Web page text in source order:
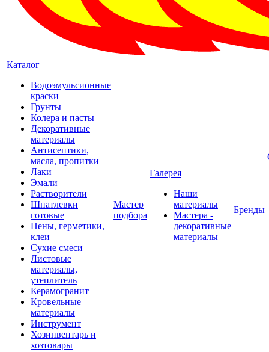
Каталог
Водоэмульсионные
краски
Грунты
Колера и пасты
Декоративные
материалы
Антисептики,
масла, пропитки
Лаки
Эмали
Растворители
Шпатлевки
готовые
Пены, герметики,
клеи
Сухие смеси
Листовые
материалы,
утеплитель
Керамогранит
Кровельные
материалы
Инструмент
Хозинвентарь и
хозтовары
Мастер
подбора
Галерея
Наши
материалы
Мастера -
декоративные
материалы
Бренды